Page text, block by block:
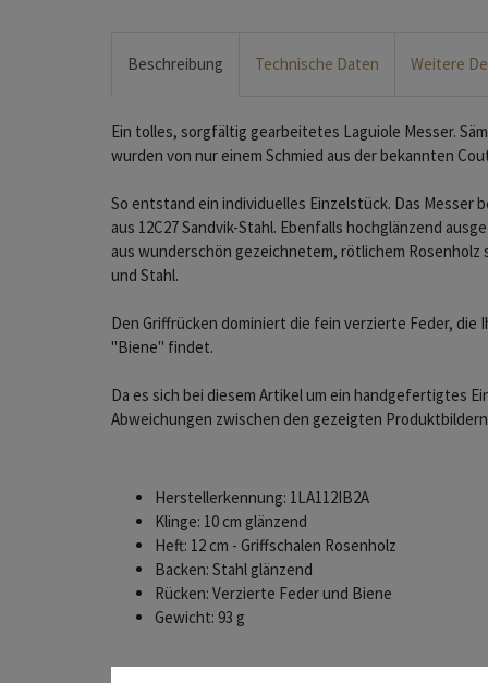
Beschreibung Technische Daten Weitere
Ein tolles, sorgfältig gearbeitetes Laguiole Messer.
wurden von nur einem Schmied aus der bekannten
So entstand ein individuelles Einzelstück. Das Messer
aus 12C27 Sandvik-Stahl. Ebenfalls hochglänzend
aus wunderschön gezeichnetem, rötlichem Rosenholz
und Stahl.
Den Griffrücken dominiert die fein verzierte Feder, die
"Biene" findet.
Da es sich bei diesem Artikel um ein handgefertigtes
Abweichungen zwischen den gezeigten
Herstellerkennung: 1LA112IB2A
Klinge: 10 cm glänzend
Heft: 12 cm - Griffschalen Rosenholz
Backen: Stahl glänzend
Rücken: Verzierte Feder und Biene​
Gewicht: 93 g